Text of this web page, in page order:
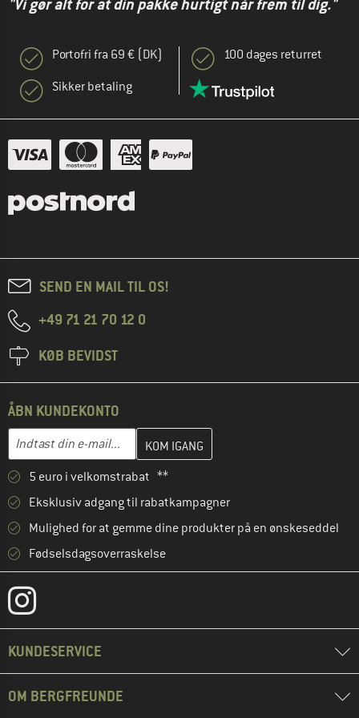
"Vi gør alt for at din pakke hurtigt når frem til dig."
Portofri fra 69 € (DK)
Sikker betaling
100 dages returret
SEND EN MAIL TIL OS!
+49 71 21 70 12 0
KØB BEVIDST
ÅBN KUNDEKONTO
E-mail-adresse
Indtast din e-mailadresse her, og opret i næste trin din
5 euro i velkomstrabat **
Eksklusiv adgang til rabatkampagner
Mulighed for at gemme dine produkter på en ønskeseddel
Fødselsdagsoverraskelse
KUNDESERVICE
OM BERGFREUNDE